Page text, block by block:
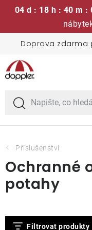
04 d : 18 h : 40 m :
obsah
Doprava zdarma
Sedací soupravy
Slunečníky
Křesla a židle
Stoly
Příslušenství
Ochranné
potahy
Filtrovat produkty
V